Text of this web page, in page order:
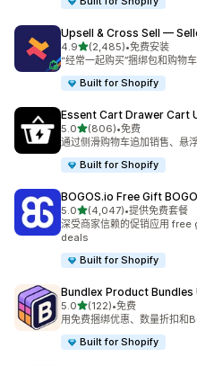
Upsell & Cross Sell —
4.9星（满分 5 星）
(2,485)
总共 2485 条评论
•免费安装
“经常一起购买”捆绑包和购物
Built for Shopify
Essent Cart Drawer Cart
5.0星（满分 5 星）
(806)
总共 806 条评论
•免费
通过侧滑购物车追加销售、悬
Built for Shopify
BOGOS.io Free Gift
5.0星（满分 5 星）
(4,047)
总共 4047 条评论
•提供免费套餐
深受商家信赖的促销应用
deals
Built for Shopify
Bundlex Product Bundles
5.0星（满分 5 星）
(122)
总共 122 条评论
•免费
用免费捆绑优惠、数量折扣和
Built for Shopify